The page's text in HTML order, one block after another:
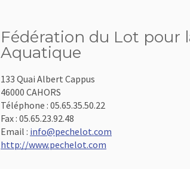
Fédération du Lot pour
Aquatique
133 Quai Albert Cappus
46000 CAHORS
Téléphone : 05.65.35.50.22
Fax : 05.65.23.92.48
Email : info@pechelot.com
http://www.pechelot.com